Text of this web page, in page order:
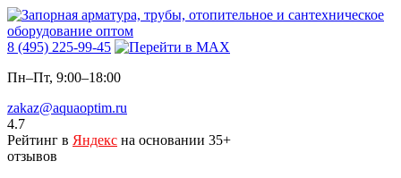
8 (495) 225-99-45
Пн–Пт, 9:00–18:00
zakaz@aquaoptim.ru
4.7
Рейтинг в Яндекс на основании 35+
отзывов